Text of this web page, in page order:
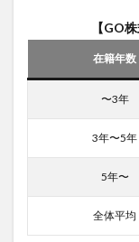
【GO
在籍年数
〜3年
3年〜5年
5年〜
全体平均